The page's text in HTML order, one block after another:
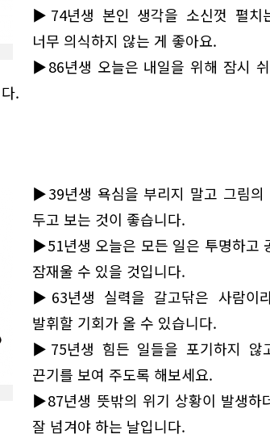
▶74년생 본인 생각을 소신껏 펼치
너무 의식하지 않는 게 좋아요.
▶86년생 오늘은 내일을 위해 잠시
.
▶39년생 욕심을 부리지 말고 그림의
두고 보는 것이 좋습니다.
▶51년생 오늘은 모든 일은 투명하고
잠재울 수 있을 것입니다.
▶63년생 실력을 갈고닦은 사람이
발휘할 기회가 올 수 있습니다.
▶75년생 힘든 일들을 포기하지 않
끈기를 보여 주도록 해보세요.
▶87년생 뜻밖의 위기 상황이 발생하
잘 넘겨야 하는 날입니다.